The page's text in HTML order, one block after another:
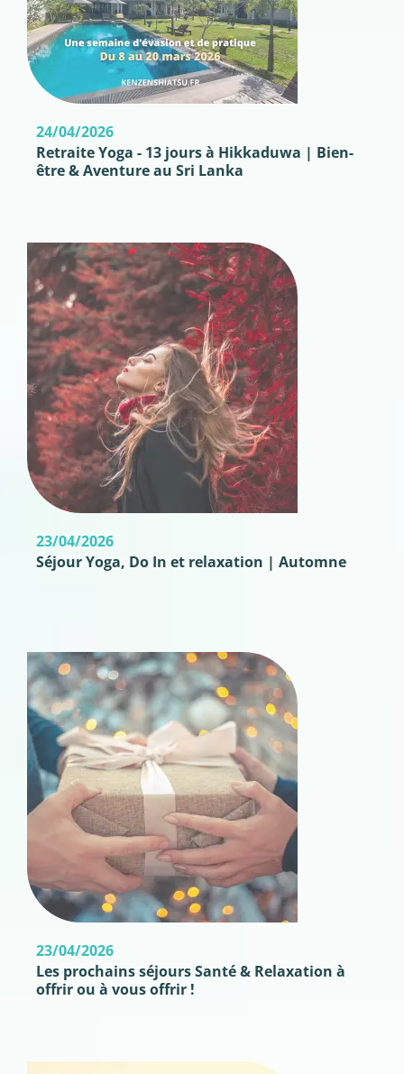
24/04/2026
Retraite Yoga - 13 jours à Hikkaduwa | Bien-
être & Aventure au Sri Lanka
23/04/2026
Séjour Yoga, Do In et relaxation | Automne
23/04/2026
Les prochains séjours Santé & Relaxation à
offrir ou à vous offrir !